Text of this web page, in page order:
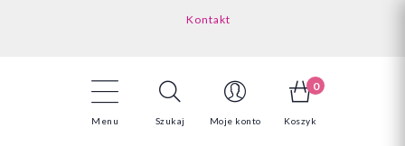
Kontakt
Menu Szukaj Moje konto
0
Koszyk